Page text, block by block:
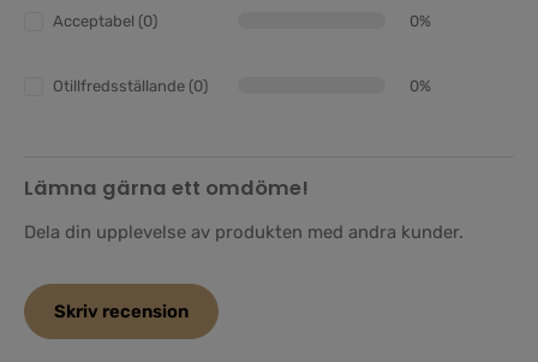
Acceptabel (0) 0%
Otillfredsställande (0) 0%
Lämna gärna ett omdöme!
Dela din upplevelse av produkten med andra kunder.
Skriv recension